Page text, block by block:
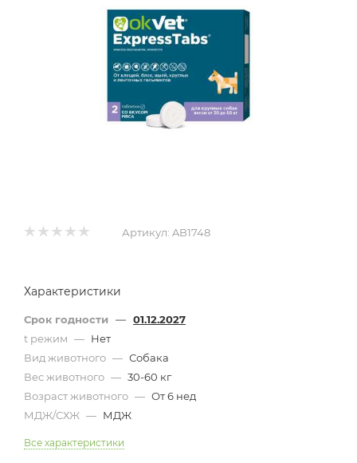
Артикул: AB1748
Характеристики
Срок годности — 01.12.2027
t режим — Нет
Вид животного — Собака
Вес животного — 30-60 кг
Возраст животного — От 6 нед
МДЖ/СХЖ — МДЖ
Все характеристики